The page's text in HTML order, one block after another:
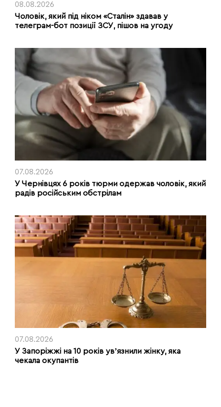
08.08.2026
Чоловік, який під ніком «Сталін» здавав у
телеграм-бот позиції ЗСУ, пішов на угоду
07.08.2026
У Чернівцях 6 років тюрми одержав чоловік, який
радів російським обстрілам
07.08.2026
У Запоріжжі на 10 років увʼязнили жінку, яка
чекала окупантів